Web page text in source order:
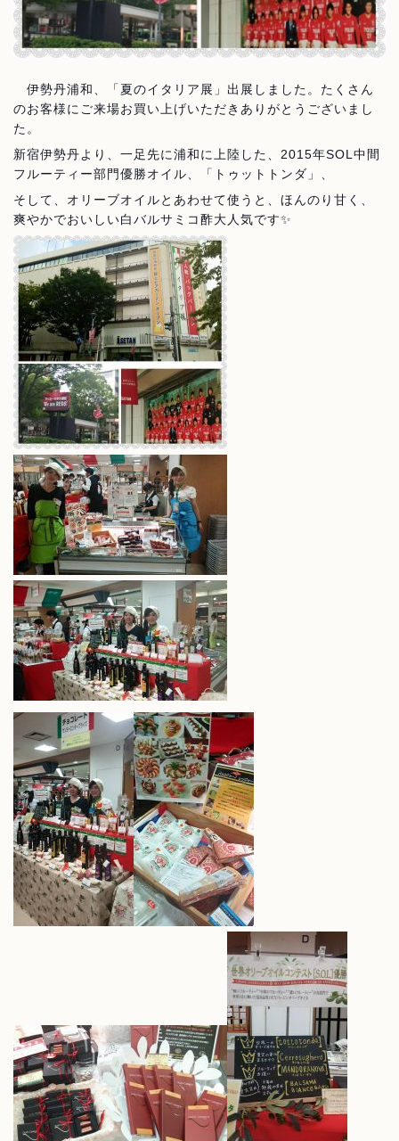
伊勢丹浦和、「夏のイタリア展」出展しました。たくさん
のお客様にご来場お買い上げいただきありがとうございまし
た。
新宿伊勢丹より、一足先に浦和に上陸した、2015年SOL中間
フルーティー部門優勝オイル、「トゥットトンダ」、
そして、オリーブオイルとあわせて使うと、ほんのり甘く、
爽やかでおいしい白バルサミコ酢大人気です✨